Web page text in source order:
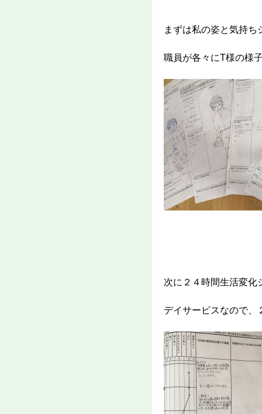
まずは私の姿と気持ち
職員が各々にT様の様
次に２４時間生活変化
デイサービスなので、